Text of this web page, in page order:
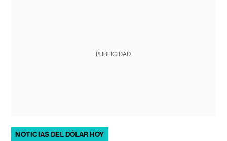
PUBLICIDAD
NOTICIAS DEL DÓLAR HOY